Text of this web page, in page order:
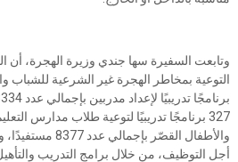
وتابعت السفيرة سها جندي وزيرة الهجرة،
327 برنامجًا تدريبيًا لتوعية طلاب مدارس
والأطفال القصّر
أجل التوظيف، من خلال برامج التدريب